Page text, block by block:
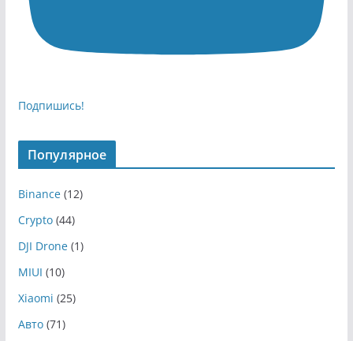
Подпишись!
Популярное
Binance(12)
Crypto(44)
DJI Drone(1)
MIUI (10)
Xiaomi (25)
Авто(71)